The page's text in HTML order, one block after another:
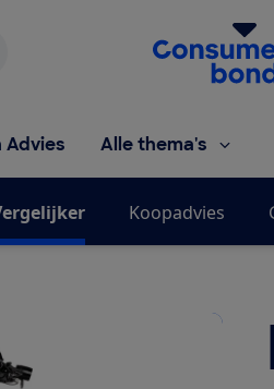
Homepage van
Advies Alle thema's
Koopadvies